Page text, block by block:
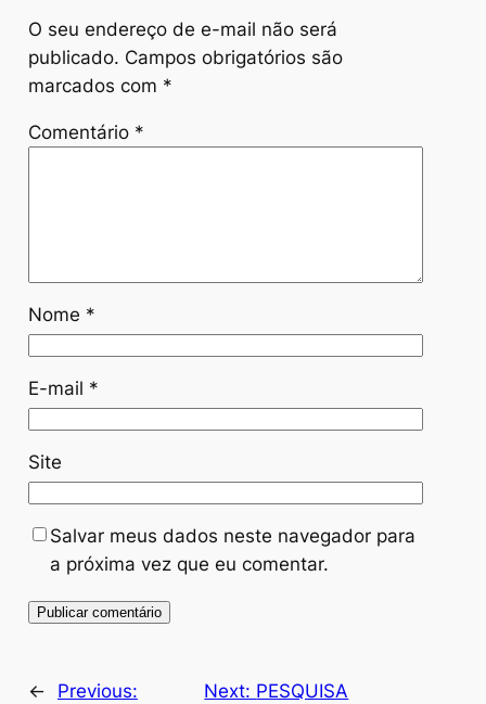
O seu endereço de e-mail não será
publicado. Campos obrigatórios são
marcados com *
Comentário *
Nome *
E-mail *
Site
Salvar meus dados neste navegador para
a próxima vez que eu comentar.
←
Previous:
Next: PESQUISA